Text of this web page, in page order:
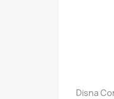
Disna